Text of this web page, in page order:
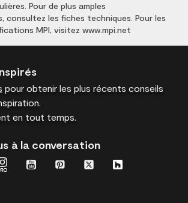
Pour de plus amples
consultez les fiches techniques. Pour les
MPI, visitez www.mpi.net
pour obtenir les plus récents conseils
en tout temps.
à la conversation